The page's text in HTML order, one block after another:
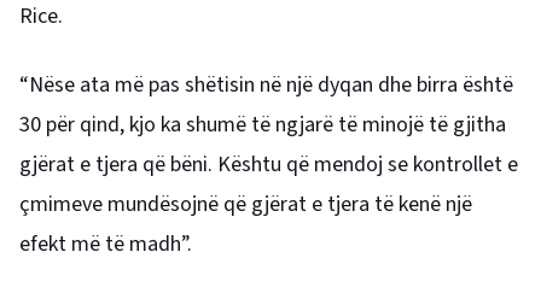
Rice.
“Nëse ata më pas shëtisin në një dyqan dhe birra është
30 për qind, kjo ka shumë të ngjarë të minojë të gjitha
gjërat e tjera që bëni. Kështu që mendoj se kontrollet e
çmimeve mundësojnë që gjërat e tjera të kenë një
efekt më të madh”.